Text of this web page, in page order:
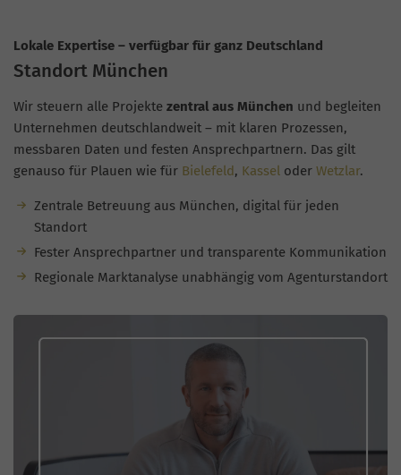
Lokale Expertise – verfügbar für ganz Deutschland
Standort München
Wir steuern alle Projekte zentral aus München und begleiten
Unternehmen deutschlandweit – mit klaren Prozessen,
messbaren Daten und festen Ansprechpartnern. Das gilt
genauso für Plauen wie für Bielefeld, Kassel oder Wetzlar.
Zentrale Betreuung aus München, digital für jeden
Standort
Fester Ansprechpartner und transparente Kommunikation
Regionale Marktanalyse unabhängig vom Agenturstandort